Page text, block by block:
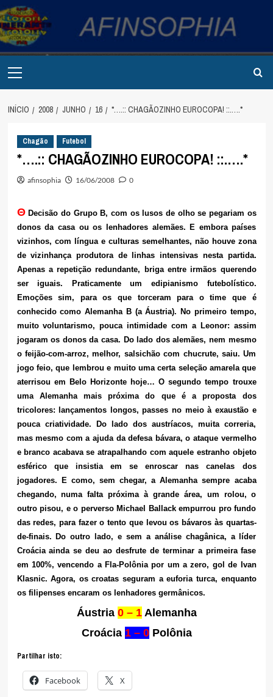
Avançar
para
o
conteúdo
Menu
INÍCIO 2008 JUNHO 16 *….:: CHAGÃOZINHO EUROCOPA! ::.….*
Chagão Futebol
*….:: CHAGÃOZINHO EUROCOPA! ::.….*
afinsophia 16/06/2008 0
Θ Decisão do Grupo B, com os lusos de olho se pegariam os
donos da casa ou os lenhadores alemães. E embora países
vizinhos, com língua e culturas semelhantes, não houve zona
de vizinhança produtora de linhas intensivas nesta partida.
Apenas a repetição redundante, briga entre irmãos querendo
ser iguais. Praticamente um edipianismo futebolístico.
Emoções sim, para os que torceram para o time que é
conhecido como Alemanha B (a Áustria). No primeiro tempo,
muito voluntarismo, pouca intimidade com a Leonor: assim
jogaram os donos da casa. Do lado dos alemães, nem mesmo
o feijão-com-arroz, melhor, salsichão com chucrute, saiu. Um
jogo feio, que lembrou e muito uma certa seleção amarela que
aterrisou em Belo Horizonte hoje… O segundo tempo trouxe
uma Alemanha mais próxima do que é a proposta dos
tricolores: lançamentos longos, passes no meio à exaustão e
pouca criatividade. Do lado dos austríacos, muita correria,
mas mesmo com a ajuda da defesa bávara, o ataque vermelho
e branco acabava se atrapalhando com aquele estranho objeto
esférico que insistia em se enroscar nas canelas dos
jogadores. E como, sem chegar, a Alemanha sempre acaba
chegando, numa falta próxima à grande área, um rolou, o
outro pisou, e o perverso Michael Ballack empurrou pro fundo
das redes, para fazer o tento que levou os bávaros às quartas-
de-finais. Do outro lado, e sem a análise chagânica, a líder
Croácia ainda se deu ao desfrute de terminar a primeira fase
em 100%, vencendo a Fla-Polônia por um a zero, gol de Ivan
Klasnic. Agora, os croatas seguram a euforia turca, enquanto
os filipenses encaram os lenhadores germânicos.
Áustria 0 – 1Alemanha
Croácia 1 – 0Polônia
Partilhar isto:
Facebook X